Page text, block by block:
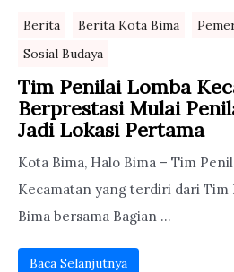
Berita Berita Kota Bima
Sosial Budaya
Tim Penilai Lomba
Berprestasi Mulai
Jadi Lokasi Pertama
Kota Bima, Halo Bima – Tim
Kecamatan yang terdiri dari Tim
Bima bersama Bagian ...
Baca Selanjutnya